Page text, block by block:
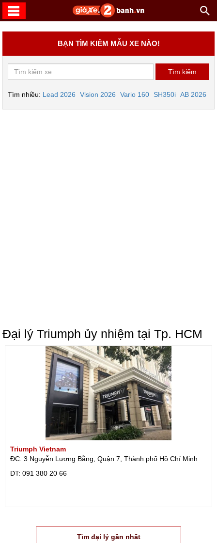
BẠN TÌM KIẾM MẪU XE NÀO!
Tìm nhiều: Lead 2026 Vision 2026 Vario 160 SH350i AB 2026
Đại lý Triumph ủy nhiệm tại Tp. HCM
Triumph Vietnam
ĐC: 3 Nguyễn Lương Bằng, Quận 7, Thành phố Hồ Chí Minh
ÐT: 091 380 20 66
Tìm đại lý gần nhất